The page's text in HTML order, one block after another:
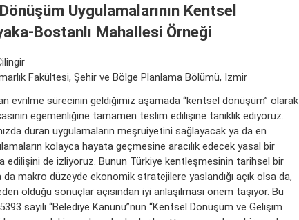
Uygulamalarının Kentsel
Bostanlı Mahallesi Örneği
Fakültesi, Şehir ve Bölge Planlama Bölümü, İzmir
evrilme sürecinin geldiğimiz aşamada “kentsel dönüşüm” olarak
egemenliğine tamamen teslim edilişine tanıklık ediyoruz.
duran uygulamaların meşruiyetini sağlayacak ya da en
kolayca hayata geçmesine aracılık edecek yasal bir
edilişini de izliyoruz. Bunun Türkiye kentleşmesinin tarihsel bir
makro düzeyde ekonomik stratejilere yaslandığı açık olsa da,
olduğu sonuçlar açısından iyi anlaşılması önem taşıyor. Bu
sayılı “Belediye Kanunu”nun “Kentsel Dönüşüm ve Gelişim